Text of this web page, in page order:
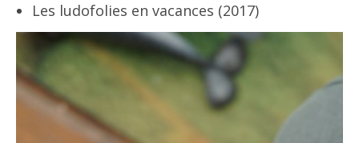
Les ludofolies en vacances (2017)